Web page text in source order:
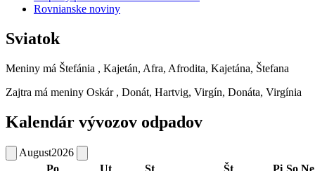
Rovnianske noviny
Sviatok
Meniny má Štefánia , Kajetán, Afra, Afrodita, Kajetána, Štefana
Zajtra má meniny Oskár , Donát, Hartvig, Virgín, Donáta, Virgínia
Kalendár vývozov odpadov
August2026
Po
Ut St Št Pi So Ne